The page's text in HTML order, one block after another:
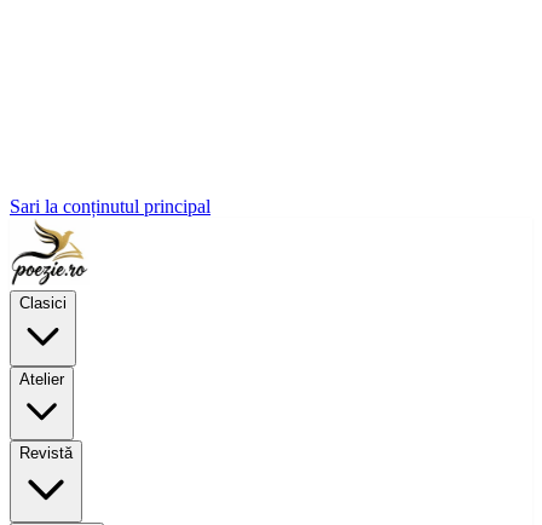
Sari la conținutul principal
Clasici
Atelier
Revistă